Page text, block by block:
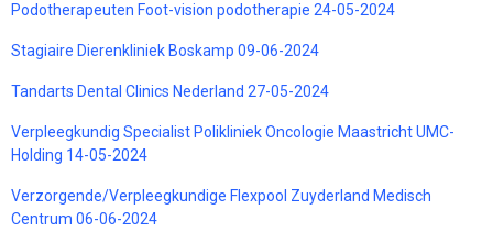
Podotherapeuten Foot-vision podotherapie 24-05-2024
Stagiaire Dierenkliniek Boskamp 09-06-2024
Tandarts Dental Clinics Nederland 27-05-2024
Verpleegkundig Specialist Polikliniek Oncologie Maastricht UMC-
Holding 14-05-2024
Verzorgende/Verpleegkundige Flexpool Zuyderland Medisch
Centrum 06-06-2024